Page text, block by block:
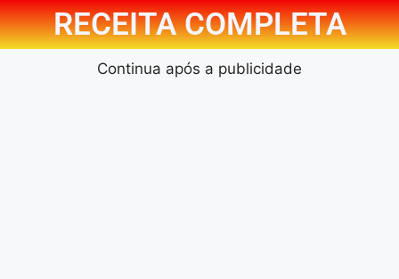
RECEITA COMPLETA
Continua após a publicidade